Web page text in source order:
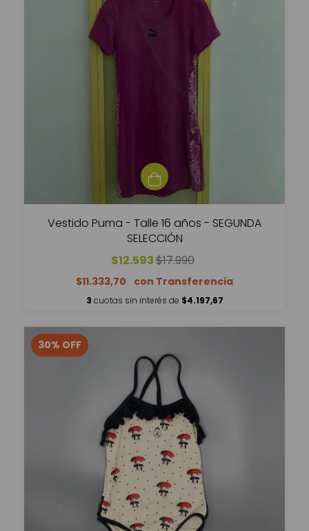
Vestido Puma - Talle 16 años - SEGUNDA
SELECCIÓN
$12.593$17.990
$11.333,70
3 cuotas sin interés de $4.197,67
30% OFF